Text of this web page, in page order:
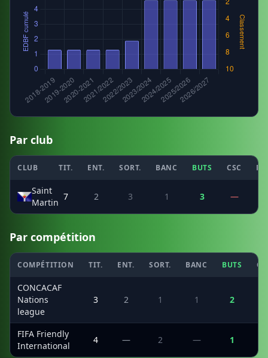
Par club
CLUB TIT. ENT. SORT. BANC BUTS CSC
Saint
Martin
7 2 3 1 3 —
Par compétition
COMPÉTITION TIT. ENT. SORT. BANC BUTS
CONCACAF
Nations
league
3 2 1 1 2
FIFA Friendly
International
4 — 2 — 1